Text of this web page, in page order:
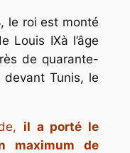
le roi est monté
Louis IXà l’âge
de quarante-
devant Tunis, le
il a porté le
maximum de